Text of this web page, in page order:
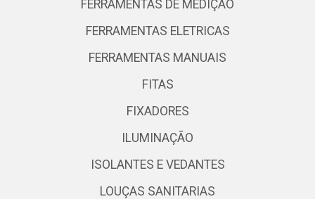
FERRAMENTAS DE MEDIÇÃO
FERRAMENTAS ELETRICAS
FERRAMENTAS MANUAIS
FITAS
FIXADORES
ILUMINAÇÃO
ISOLANTES E VEDANTES
LOUÇAS SANITARIAS